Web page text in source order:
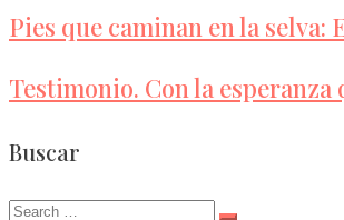
Pies que caminan en la
Testimonio. Con la
Buscar
Search